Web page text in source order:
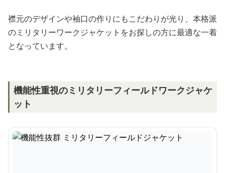
襟元のデザインや袖口の作りにもこだわりが光り、本格派
のミリタリーワークジャケットをお探しの方に最適な一着
となっています。
機能性重視のミリタリーフィールドワークジャケ
ット